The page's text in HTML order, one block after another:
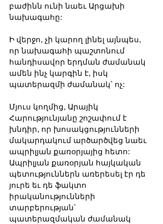
բաժինն ունի նաեւ Արցախի
նախագահը:
Ի վերջո, չի կարող լինել այնպես,
որ նախագահի պաշտոնում
հանդիսավոր երդման ժամանակ
ամեն ինչ կարգին է, իսկ
պատերազմի ժամանակ՝ ոչ:
Մյուս կողմից, Արայիկ
Հարությունյանը շոշափում է
խնդիր, որ խոսակցությունների
մակարդակում արծարծվեց նաեւ
ապրիլյան քառօրյայից հետո:
Ապրիլյան քառօրյան հայկական
պետություններն առերեսել էր դե
յուրե եւ դե ֆակտո
իրականությունների
տարբերության՝
պատերազմական ժամանակ